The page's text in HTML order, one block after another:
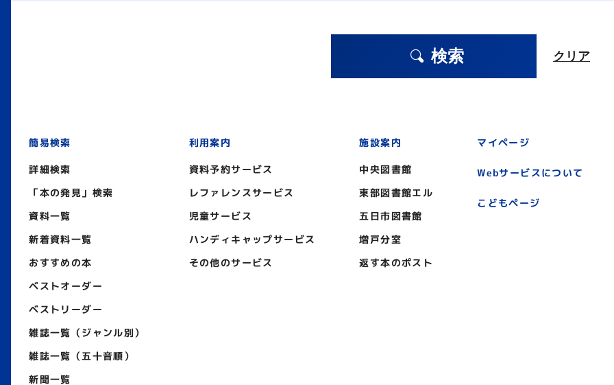
検索 クリア
簡易検索
詳細検索
「本の発見」検索
資料一覧
新着資料一覧
おすすめの本
ベストオーダー
ベストリーダー
雑誌一覧（ジャンル別）
雑誌一覧（五十音順）
新聞一覧
利用案内
資料予約サービス
レファレンスサービス
児童サービス
ハンディキャップサービス
その他のサービス
施設案内
中央図書館
東部図書館エル
五日市図書館
増戸分室
返す本のポスト
マイページ
Webサービスについて
こどもページ